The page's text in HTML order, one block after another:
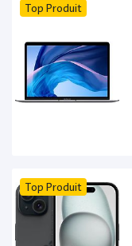
Top Produit
Top Produit